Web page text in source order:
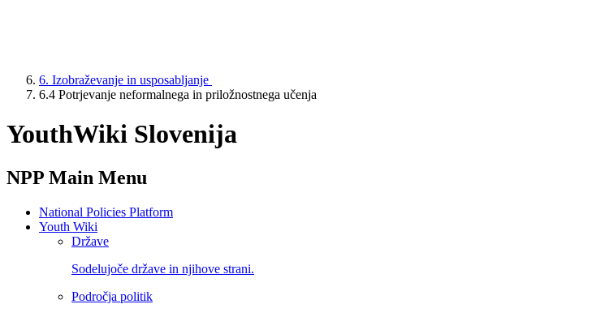
6. Izobraževanje in usposabljanje
6.4 Potrjevanje neformalnega in priložnostnega učenja
YouthWiki Slovenija
NPP Main Menu
National Policies Platform
Youth Wiki
Države
Sodelujoče države in njihove strani.
Področja politik